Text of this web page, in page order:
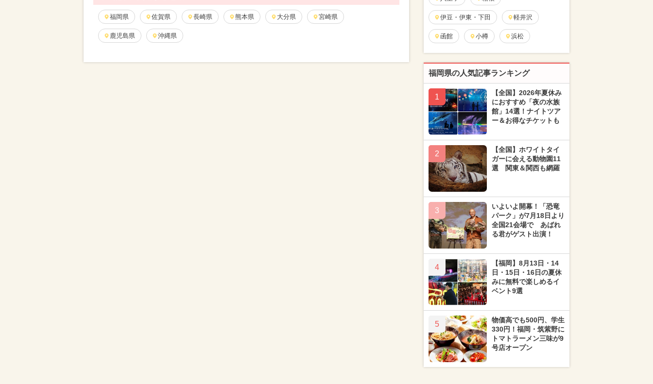
福岡県 佐賀県 長崎県 熊本県 大分県 宮崎県
鹿児島県 沖縄県
伊豆・伊東・下田 軽井沢
函館 小樽 浜松
福岡県の人気記事ランキング
1
【全国】2026年夏休み
におすすめ「夜の水族
館」14選！ナイトツア
ー＆お得なチケットも
2
【全国】ホワイトタイ
ガーに会える動物園11
選 関東＆関西も網羅
3
いよいよ開幕！「恐竜
パーク」が7月18日より
全国21会場で あばれ
る君がゲスト出演！
4
【福岡】8月13日・14
日・15日・16日の夏休
みに無料で楽しめるイ
ベント9選
5
物価高でも500円、学生
330円！福岡・筑紫野に
トマトラーメン三味が9
号店オープン